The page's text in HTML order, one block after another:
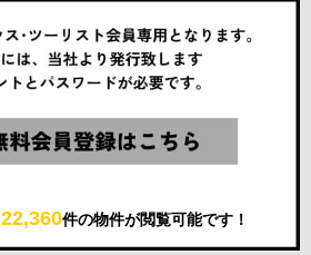
22,360件の物件が閲覧可能です！